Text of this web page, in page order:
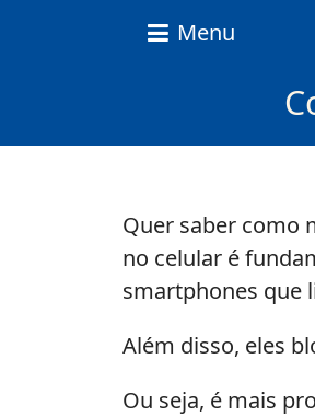
Menu
Quer saber como
no celular é
smartphones que
Além disso, eles
Ou seja, é mais